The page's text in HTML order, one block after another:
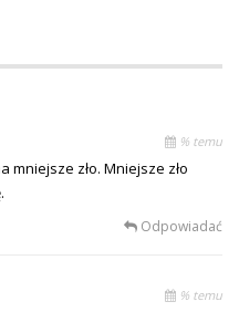
% temu
mniejsze zło. Mniejsze zło
Odpowiadać
% temu